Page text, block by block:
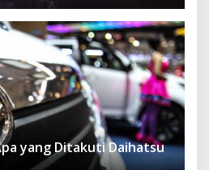
yang Ditakuti Daihatsu